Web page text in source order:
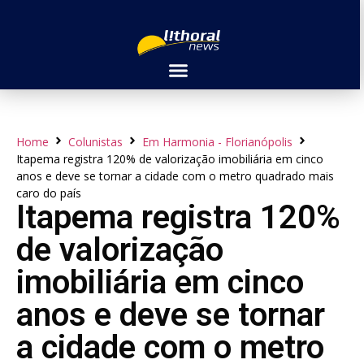
Home Colunistas
Em Harmonia - Florianópolis
Itapema registra 120% de valorização imobiliária em cinco
anos e deve se tornar a cidade com o metro quadrado mais
caro do país
Itapema registra 120%
de valorização
imobiliária em cinco
anos e deve se tornar
a cidade com o metro